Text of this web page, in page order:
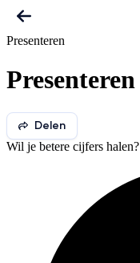
Presenteren
Presenteren
Delen
Wil je betere cijfers halen?